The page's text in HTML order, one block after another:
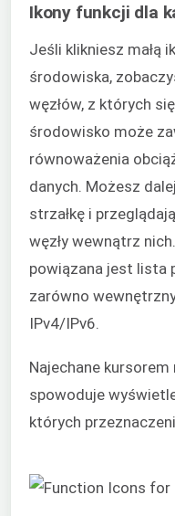
Ikony funkcji dla
Jeśli klikniesz małą
środowiska,
węzłów, z których
środowisko może
równoważenia
danych. Możesz
strzałkę i
węzły wewnątrz
powiązana jest lista
zarówno
IPv4/IPv6.
Najechane
spowoduje
których